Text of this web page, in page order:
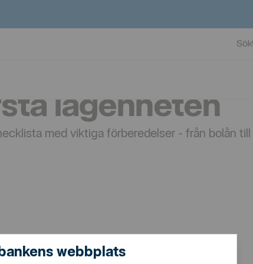
webbplats
Sök
lägenheten
med viktiga förberedelser - från bolån till